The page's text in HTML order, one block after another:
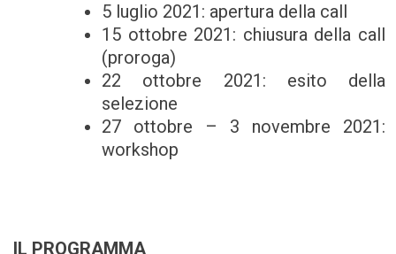
5 luglio 2021: apertura della call
15 ottobre 2021: chiusura della call
(proroga)
22 ottobre 2021: esito della
selezione
27 ottobre – 3 novembre 2021:
workshop
IL PROGRAMMA